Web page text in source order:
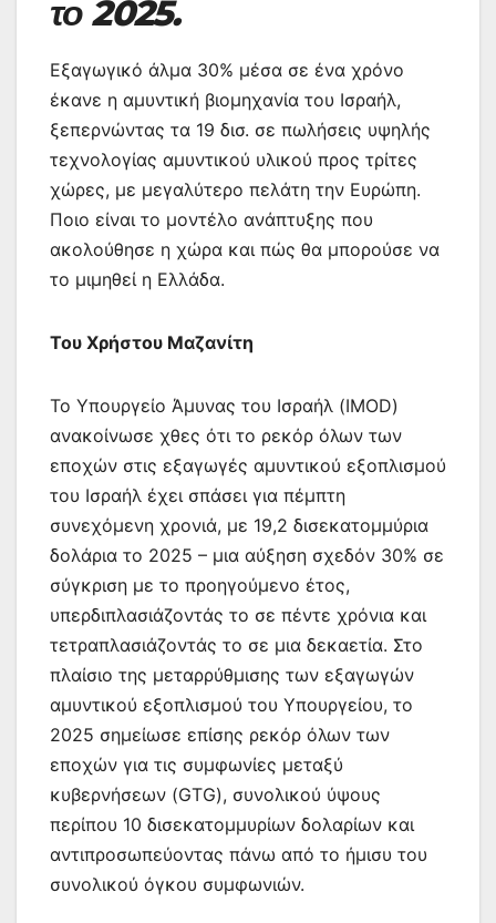
το 2025.
Εξαγωγικό άλμα 30% μέσα σε ένα χρόνο
έκανε η αμυντική βιομηχανία του Ισραήλ,
ξεπερνώντας τα 19 δισ. σε πωλήσεις υψηλής
τεχνολογίας αμυντικού υλικού προς τρίτες
χώρες, με μεγαλύτερο πελάτη την Ευρώπη.
Ποιο είναι το μοντέλο ανάπτυξης που
ακολούθησε η χώρα και πώς θα μπορούσε να
το μιμηθεί η Ελλάδα.
Του Χρήστου Μαζανίτη
Το Υπουργείο Άμυνας του Ισραήλ (IMOD)
ανακοίνωσε χθες ότι το ρεκόρ όλων των
εποχών στις εξαγωγές αμυντικού εξοπλισμού
του Ισραήλ έχει σπάσει για πέμπτη
συνεχόμενη χρονιά, με 19,2 δισεκατομμύρια
δολάρια το 2025 – μια αύξηση σχεδόν 30% σε
σύγκριση με το προηγούμενο έτος,
υπερδιπλασιάζοντάς το σε πέντε χρόνια και
τετραπλασιάζοντάς το σε μια δεκαετία. Στο
πλαίσιο της μεταρρύθμισης των εξαγωγών
αμυντικού εξοπλισμού του Υπουργείου, το
2025 σημείωσε επίσης ρεκόρ όλων των
εποχών για τις συμφωνίες μεταξύ
κυβερνήσεων (GTG), συνολικού ύψους
περίπου 10 δισεκατομμυρίων δολαρίων και
αντιπροσωπεύοντας πάνω από το ήμισυ του
συνολικού όγκου συμφωνιών.